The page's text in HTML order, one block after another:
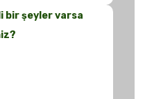
bir şeyler varsa